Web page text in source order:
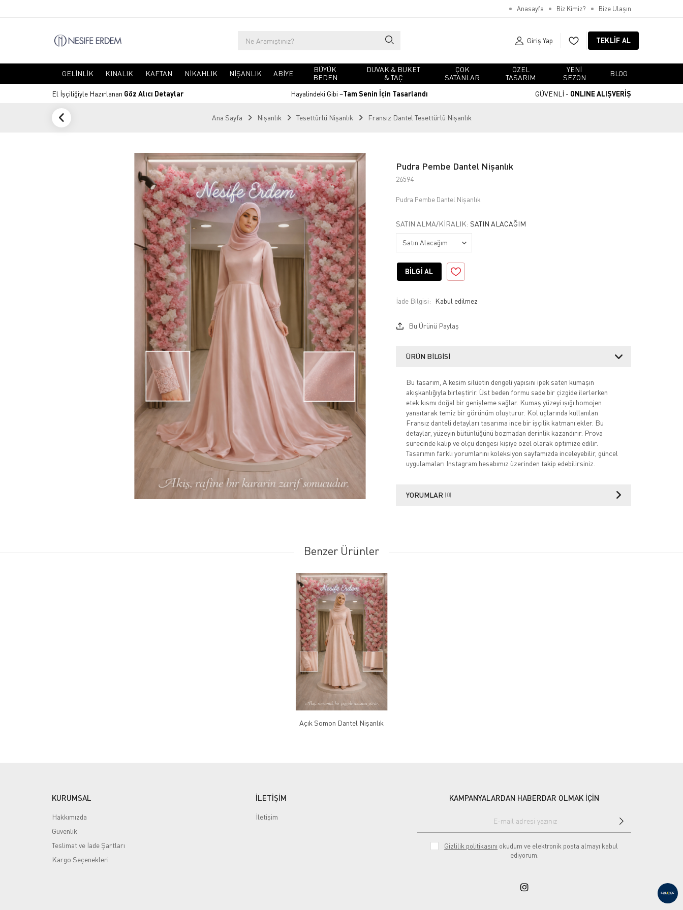
Anasayfa Biz Kimiz? Bize Ulaşın
Giriş Yap TEKLIF AL
GELINLIK KINALIK KAFTAN NIKAHLIK NIŞANLIK ABIYE
BÜYÜK
BEDEN
DUVAK & BUKET
& TAÇ
ÇOK
SATANLAR
ÖZEL
TASARIM
YENI
SEZON
BLOG
El İşçiliğiyle Hazırlanan Göz Alıcı Detaylar Hayalindeki Gibi –Tam Senin İçin Tasarlandı GÜVENLİ - ONLINE ALIŞVERİŞ
Ana Sayfa Nişanlık Tesettürlü Nişanlık Fransız Dantel Tesettürlü Nişanlık
Pudra Pembe Dantel Nişanlık
26594
Pudra Pembe Dantel Nişanlık
SATIN ALMA/KIRALIK: SATIN ALACAĞIM
BILGI AL
İade Bilgisi:
Bu Ürünü Paylaş
ÜRÜN BILGISI
Bu tasarım, A kesim silüetin dengeli yapısını ipek saten kumaşın
akışkanlığıyla birleştirir. Üst beden formu sade bir çizgide ilerlerken
etek kısmı doğal bir genişleme sağlar. Kumaş yüzeyi ışığı homojen
yansıtarak temiz bir görünüm oluşturur. Kol uçlarında kullanılan
Fransız danteli detayları tasarıma ince bir işçilik katmanı ekler. Bu
detaylar, yüzeyin bütünlüğünü bozmadan derinlik kazandırır. Prova
sürecinde kalıp ve ölçü dengesi kişiye özel olarak optimize edilir.
Tasarımın farklı yorumlarını koleksiyon sayfamızda inceleyebilir, güncel
uygulamaları Instagram hesabımız üzerinden takip edebilirsiniz.
YORUMLAR (0)
Benzer Ürünler
Açık Somon Dantel Nişanlık
KURUMSAL
Hakkımızda
Güvenlik
Teslimat ve İade Şartları
Kargo Seçenekleri
İLETİŞİM
İletişim
KAMPANYALARDAN HABERDAR OLMAK İÇİN
Gizlilik politikasını okudum ve elektronik posta almayı kabul
ediyorum.